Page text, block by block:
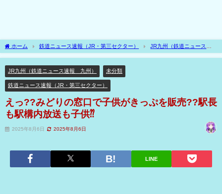
ホーム 鉄道ニュース速報（JR・第三セクター）
JR九州（鉄道ニュース速
報 九州）
えっ??みどりの窓口で子供がきっぷを販売??駅長も駅構内放送も子供⁇
JR九州（鉄道ニュース速報 九州） 未分類
鉄道ニュース速報（JR・第三セクター）
えっ??みどりの窓口で子供がきっぷを販売??駅長
も駅構内放送も子供⁇
2025年8月6日 2025年8月6日
LINE